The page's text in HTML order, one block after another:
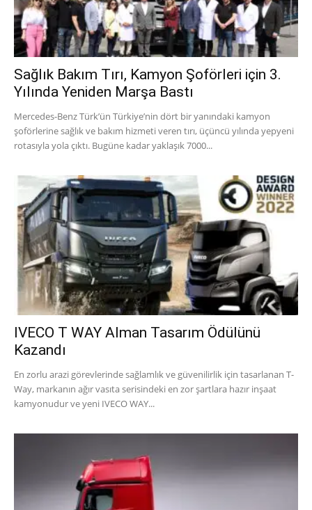
Sağlık Bakım Tırı, Kamyon Şoförleri için 3.
Yılında Yeniden Marşa Bastı
Mercedes-Benz Türk’ün Türkiye’nin dört bir yanındaki kamyon
şoförlerine sağlık ve bakım hizmeti veren tırı, üçüncü yılında yepyeni
rotasıyla yola çıktı. Bugüne kadar yaklaşık 7000...
IVECO T WAY Alman Tasarım Ödülünü
Kazandı
En zorlu arazi görevlerinde sağlamlık ve güvenilirlik için tasarlanan T-
Way, markanın ağır vasıta serisindeki en zor şartlara hazır inşaat
kamyonudur ve yeni IVECO WAY...